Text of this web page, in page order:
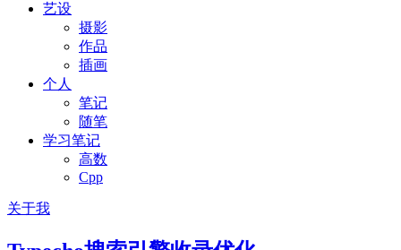
艺设
摄影
作品
插画
个人
笔记
随笔
学习笔记
高数
Cpp
关于我